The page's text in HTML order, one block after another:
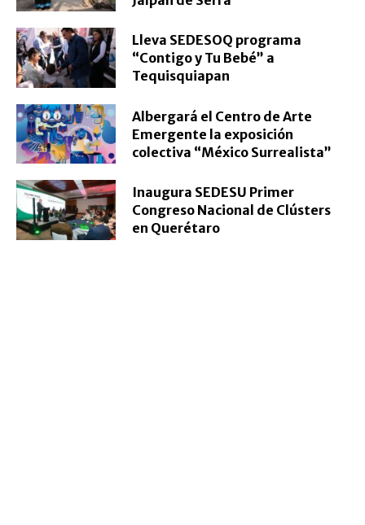
Lleva SEDESOQ programa
“Contigo y Tu Bebé” a
Tequisquiapan
Albergará el Centro de Arte
Emergente la exposición
colectiva “México Surrealista”
Inaugura SEDESU Primer
Congreso Nacional de Clústers
en Querétaro